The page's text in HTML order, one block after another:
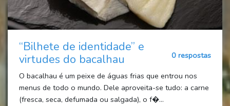
“Bilhete de identidade” e
virtudes do bacalhau
0 respostas
O bacalhau é um peixe de águas frias que entrou nos
menus de todo o mundo. Dele aproveita-se tudo: a carne
(fresca, seca, defumada ou salgada), o f�...